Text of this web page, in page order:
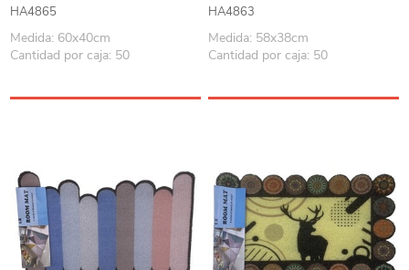
HA4865
Medida: 60x40cm
Cantidad por caja: 50
HA4863
Medida: 58x38cm
Cantidad por caja: 50